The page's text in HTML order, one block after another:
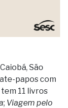
São
papos com
tem 11 livros
; Viagem pelo